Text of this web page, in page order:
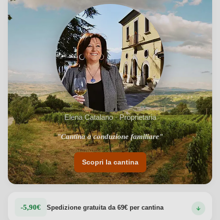
Elena Catalano · Proprietaria
"Cantina a conduzione familiare"
"Vitigni autoctoni campani"
Scopri la cantina
-5,90€ Spedizione gratuita da 69€ per cantina